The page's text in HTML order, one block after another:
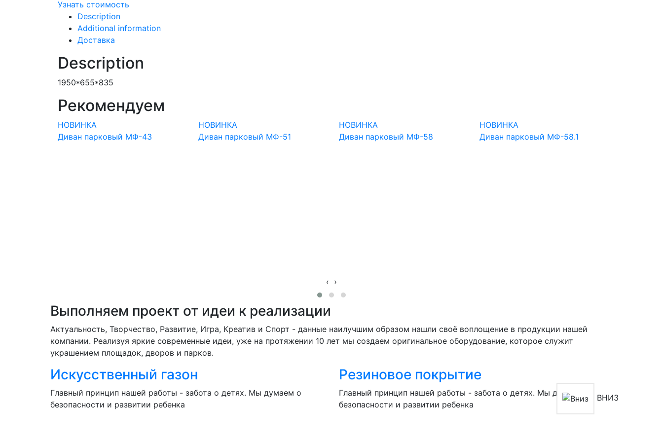
Узнать стоимость
Description
Additional information
Доставка
Description
1950*655*835
Рекомендуем
НОВИНКА
Диван парковый МФ-43
НОВИНКА
Диван парковый МФ-51
НОВИНКА
Диван парковый МФ-58
НОВИНКА
Диван парковый МФ-58.1
‹ ›
Выполняем проект от идеи к реализации
Актуальность, Творчество, Развитие, Игра, Креатив и Спорт - данные наилучшим образом нашли своё воплощение в продукции нашей
компании. Реализуя яркие современные идеи, уже на протяжении 10 лет мы создаем оригинальное оборудование, которое служит
украшением площадок, дворов и парков.
Искусственный газон
Главный принцип нашей работы - забота о детях. Мы думаем о
безопасности и развитии ребенка
Резиновое покрытие
Главный принцип нашей работы - забота о детях. Мы думаем о
безопасности и развитии ребенка
ВНИЗ